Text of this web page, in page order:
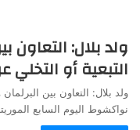
ولد بلال: التعاون
التبعية أو التخلي
ولد بلال: التعاون بين
نواكشوط اليوم السابع